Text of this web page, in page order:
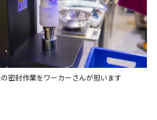
密封作業をワーカーさんが担います